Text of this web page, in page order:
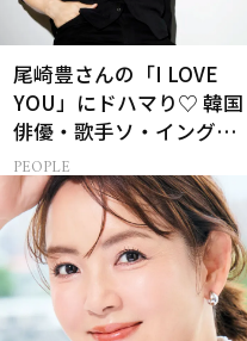
尾崎豊さんの「I LOVE
YOU」にドハマり♡ 韓国
俳優・歌手ソ・イングク
さんの音楽がすべての人
生って？
PEOPLE